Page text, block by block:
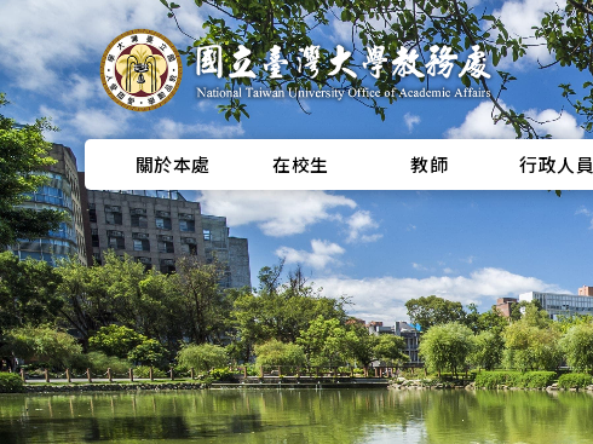
關於本處 在校生 教師 行政人員